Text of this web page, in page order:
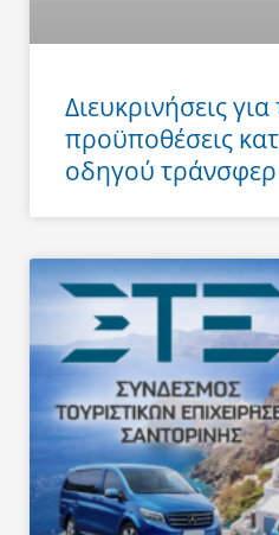
Διευκρινήσεις για
προϋποθέσεις
οδηγού τράνσφερ